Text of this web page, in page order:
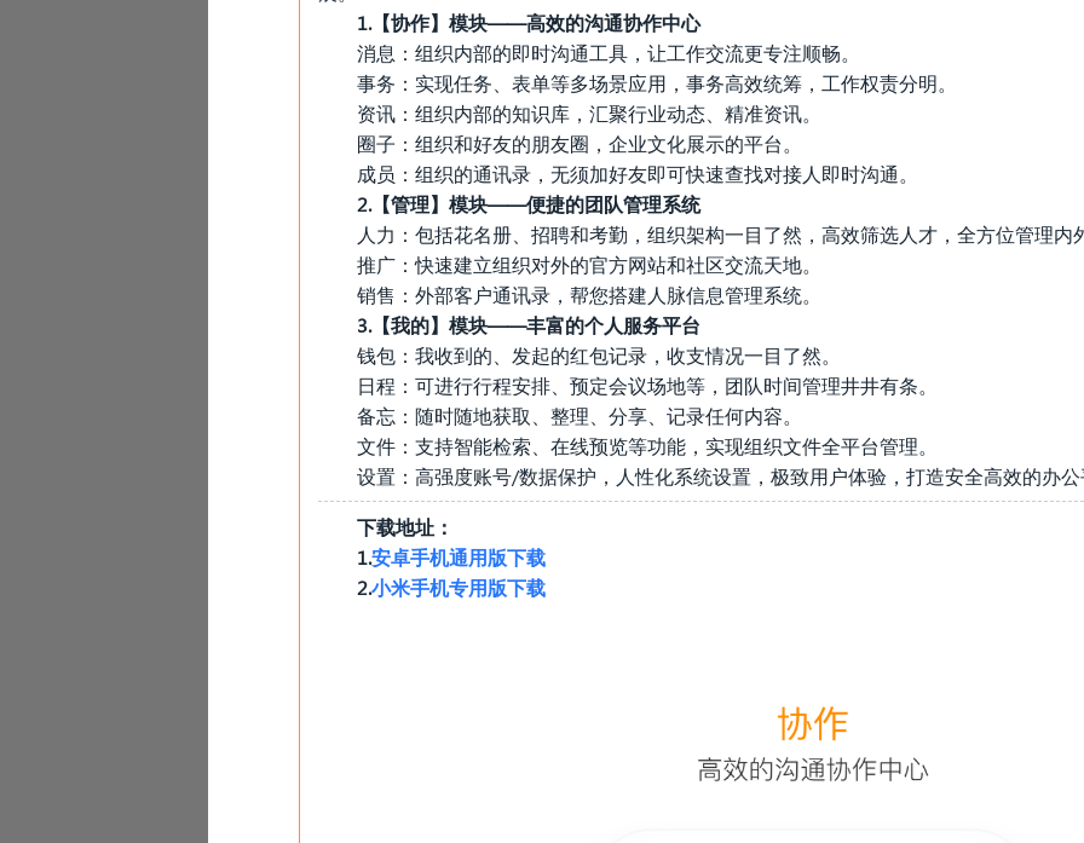
1.【协作】模块——高效的沟通协作中心
消息：组织内部的即时沟通工具，让工作交流更专注顺畅。
事务：实现任务、表单等多场景应用，事务高效统筹，工作权责分明。
资讯：组织内部的知识库，汇聚行业动态、精准资讯。
圈子：组织和好友的朋友圈，企业文化展示的平台。
成员：组织的通讯录，无须加好友即可快速查找对接人即时沟通。
2.【管理】模块——便捷的团队管理系统
人力：包括花名册、招聘和考勤，组织架构一目了然，高效筛选人才，全方位管理内
推广：快速建立组织对外的官方网站和社区交流天地。
销售：外部客户通讯录，帮您搭建人脉信息管理系统。
3.【我的】模块——丰富的个人服务平台
钱包：我收到的、发起的红包记录，收支情况一目了然。
日程：可进行行程安排、预定会议场地等，团队时间管理井井有条。
备忘：随时随地获取、整理、分享、记录任何内容。
文件：支持智能检索、在线预览等功能，实现组织文件全平台管理。
设置：高强度账号/数据保护，人性化系统设置，极致用户体验，打造安全高效的办
下载地址：
1.安卓手机通用版下载
2.小米手机专用版下载